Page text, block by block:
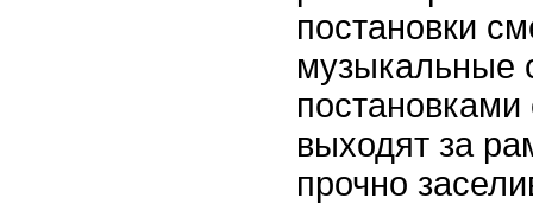
постановки
музыкальные
выходят за
прочно